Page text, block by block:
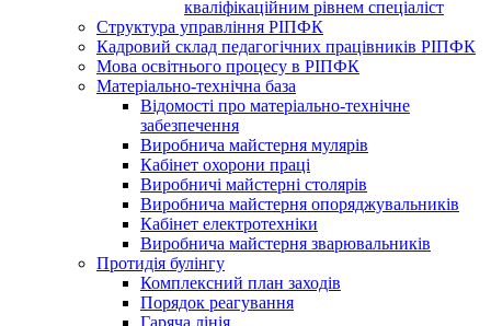
кваліфікаційним рівнем спеціаліст
Структура управління РІПФК
Кадровий склад педагогічних працівників РІПФК
Мова освітнього процесу в РІПФК
Матеріально-технічна база
Відомості про матеріально-технічне
забезпечення
Виробнича майстерня мулярів
Кабінет охорони праці
Виробничі майстерні столярів
Виробнича майстерня опоряджувальників
Кабінет електротехніки
Виробнича майстерня зварювальників
Протидія булінгу
Комплексний план заходів
Порядок реагування